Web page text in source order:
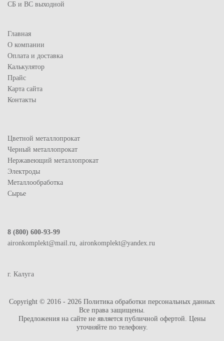
СБ и ВС выходной
Главная
О компании
Оплата и доставка
Калькулятор
Прайс
Карта сайта
Контакты
Цветной металлопрокат
Черный металлопрокат
Нержавеющий металлопрокат
Электроды
Металлообработка
Сырье
8 (800) 600-93-99
aironkomplekt@mail.ru, aironkomplekt@yandex.ru
г. Калуга
Copyright © 2016 - 2026 Политика обработки персональных данных
Все права защищены.
Предложения на сайте не является публичной офертой. Цены
уточняйте по телефону.